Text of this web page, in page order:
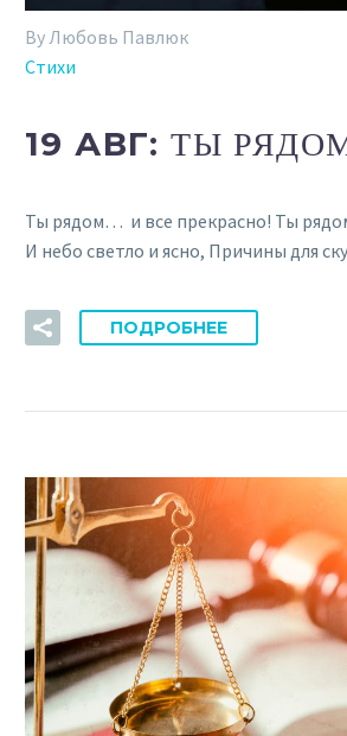
By Любовь Павлюк
Стихи
19 АВГ:ТЫ
Ты рядом… и все прекрасно! Ты
И небо светло и ясно, Причины для
ПОДРОБНЕЕ